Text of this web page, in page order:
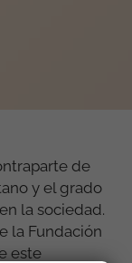
de
y el grado
la sociedad.
la Fundación
este